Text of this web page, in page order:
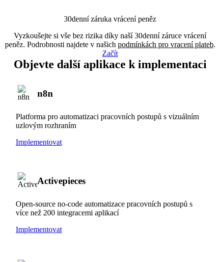
30denní záruka vrácení peněz
Vyzkoušejte si vše bez rizika díky naší 30denní záruce vrácení
peněz. Podrobnosti najdete v našich podmínkách pro vracení plateb.
Začít
Objevte další aplikace k implementaci
n8n
Platforma pro automatizaci pracovních postupů s vizuálním
uzlovým rozhraním
Implementovat
Activepieces
Open-source no-code automatizace pracovních postupů s
více než 200 integracemi aplikací
Implementovat